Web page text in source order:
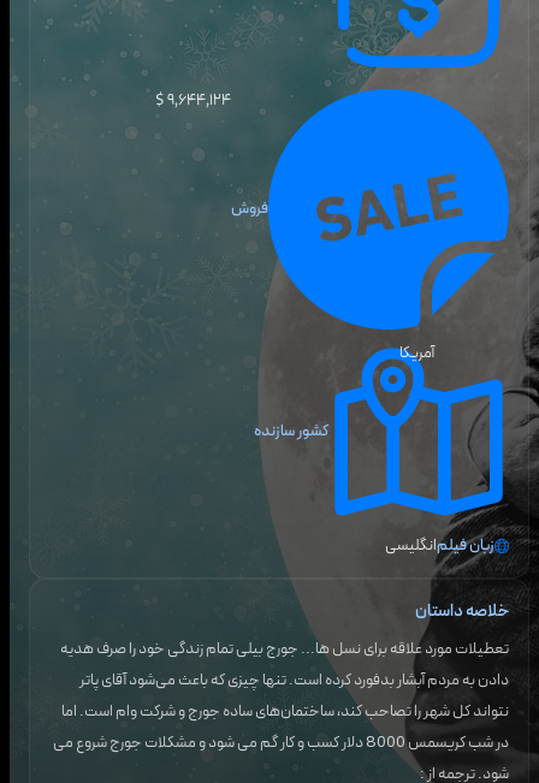
فروش
۹٬۶۴۴٬۱۲۴ $
کشور سازنده
آمریکا
زبان فیلمانگلیسی
خلاصه داستان
تعطیلات مورد علاقه برای نسل ها... جورج بیلی تمام زندگی خود را صرف هدیه
دادن به مردم آبشار بدفورد کرده است. تنها چیزی که باعث می‌شود آقای پاتر
نتواند کل شهر را تصاحب کند، ساختمان‌های ساده جورج و شرکت وام است. اما
در شب کریسمس 8000 دلار کسب و کار گم می شود و مشکلات جورج شروع می
شود. ترجمه از :